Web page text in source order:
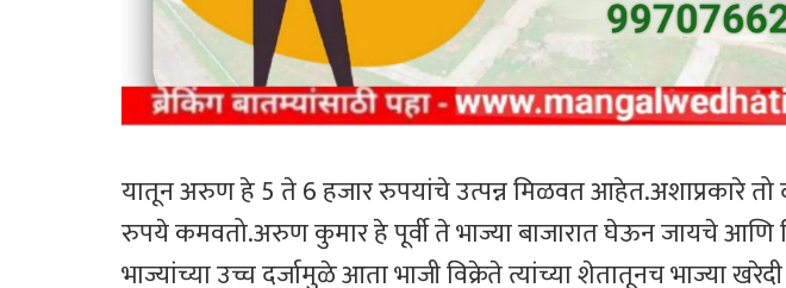
यातून अरुण हे 5 ते 6 हजार रुपयांचे उत्पन्न मिळवत आहेत.अशाप्रकारे तो
रुपये कमवतो.अरुण कुमार हे पूर्वी ते भाज्या बाजारात घेऊन जायचे
भाज्यांच्या उच्च दर्जामुळे आता भाजी विक्रेते त्यांच्या शेतातूनच भाज्या